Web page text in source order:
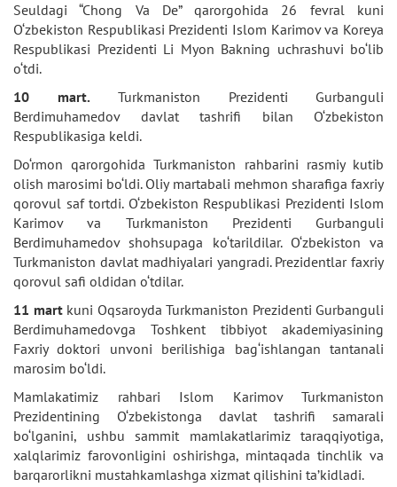
Seuldagi “Chong Va De” qarorgohida 26 fevral kuni
O‘zbekiston Respublikasi Prezidenti Islom Karimov va Koreya
Respublikasi Prezidenti Li Myon Bakning uchrashuvi bo‘lib
o‘tdi.
10 mart. Turkmaniston Prezidenti Gurbanguli
Berdimuhamedov davlat tashrifi bilan O‘zbekiston
Respublikasiga keldi.
Do‘rmon qarorgohida Turkmaniston rahbarini rasmiy kutib
olish marosimi bo‘ldi. Oliy martabali mehmon sharafiga faxriy
qorovul saf tortdi. O‘zbekiston Respublikasi Prezidenti Islom
Karimov va Turkmaniston Prezidenti Gurbanguli
Berdimuhamedov shohsupaga ko‘tarildilar. O‘zbekiston va
Turkmaniston davlat madhiyalari yangradi. Prezidentlar faxriy
qorovul safi oldidan o‘tdilar.
11 mart kuni Oqsaroyda Turkmaniston Prezidenti Gurbanguli
Berdimuhamedovga Toshkent tibbiyot akademiyasining
Faxriy doktori unvoni berilishiga bag‘ishlangan tantanali
marosim bo‘ldi.
Mamlakatimiz rahbari Islom Karimov Turkmaniston
Prezidentining O‘zbekistonga davlat tashrifi samarali
bo‘lganini, ushbu sammit mamlakatlarimiz taraqqiyotiga,
xalqlarimiz farovonligini oshirishga, mintaqada tinchlik va
barqarorlikni mustahkamlashga xizmat qilishini ta’kidladi.